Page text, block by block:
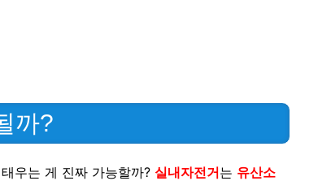
까?
태우는 게 진짜 가능할까? 실내자전거는 유산소